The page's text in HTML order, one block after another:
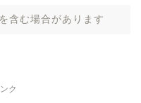
含む場合があります
ク